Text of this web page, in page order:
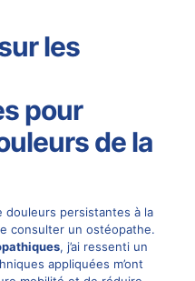
les
pour
de la
douleurs persistantes à la
consulter un ostéopathe.
, j’ai ressenti un
appliquées m’ont